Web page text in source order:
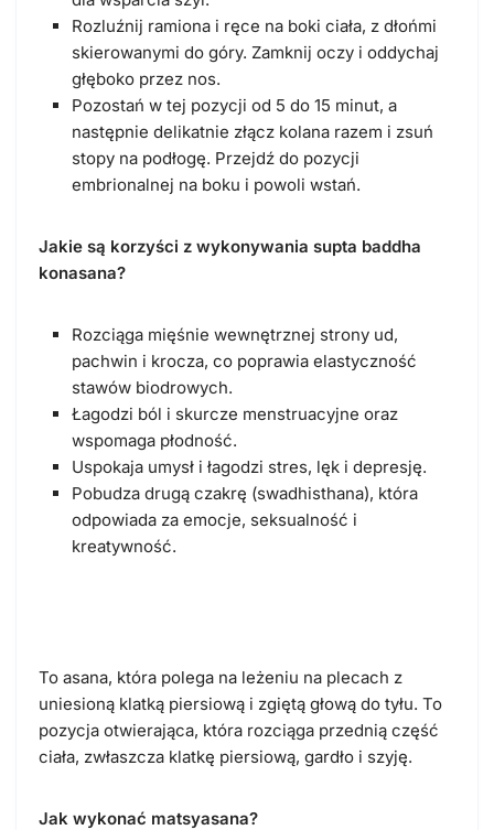
Rozluźnij ramiona i ręce na boki ciała, z dłońmi
skierowanymi do góry. Zamknij oczy i oddychaj
głęboko przez nos.
Pozostań w tej pozycji od 5 do 15 minut, a
następnie delikatnie złącz kolana razem i zsuń
stopy na podłogę. Przejdź do pozycji
embrionalnej na boku i powoli wstań.
Jakie są korzyści z wykonywania supta baddha
konasana?
Rozciąga mięśnie wewnętrznej strony ud,
pachwin i krocza, co poprawia elastyczność
stawów biodrowych.
Łagodzi ból i skurcze menstruacyjne oraz
wspomaga płodność.
Uspokaja umysł i łagodzi stres, lęk i depresję.
Pobudza drugą czakrę (swadhisthana), która
odpowiada za emocje, seksualność i
kreatywność.
To asana, która polega na leżeniu na plecach z
uniesioną klatką piersiową i zgiętą głową do tyłu. To
pozycja otwierająca, która rozciąga przednią część
ciała, zwłaszcza klatkę piersiową, gardło i szyję.
Jak wykonać matsyasana?